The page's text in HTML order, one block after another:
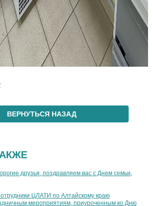
ВЕРНУТЬСЯ НАЗАД
друзья, поздравляем вас с Днем семьи,
ЦЛАТИ по Алтайскому краю
мероприятиям, приуроченным ко Дню